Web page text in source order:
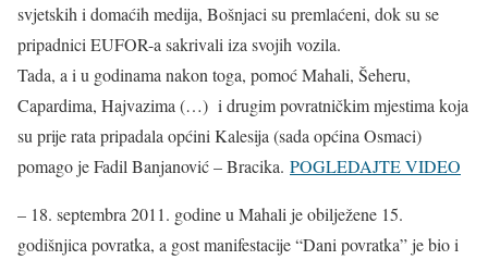
svjetskih i domaćih medija, Bošnjaci su premlaćeni, dok su se
pripadnici EUFOR-a sakrivali iza svojih vozila.
Tada, a i u godinama nakon toga, pomoć Mahali, Šeheru,
Capardima, Hajvazima (…) i drugim povratničkim mjestima koja
su prije rata pripadala općini Kalesija (sada općina Osmaci)
pomago je Fadil Banjanović – Bracika. POGLEDAJTE VIDEO
– 18. septembra 2011. godine u Mahali je obilježene 15.
godišnjica povratka, a gost manifestacije “Dani povratka” je bio i